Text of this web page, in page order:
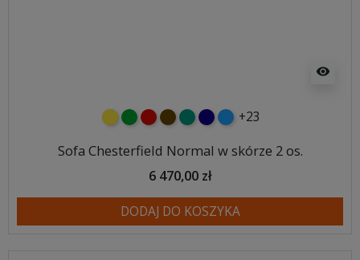
visibility
żółtyzielonyczerwony
czekoladowy
turkusowy
granatowy
niebieski
+23
Sofa Chesterfield Normal w skórze 2 os.
6 470,00 zł
DODAJ DO KOSZYKA